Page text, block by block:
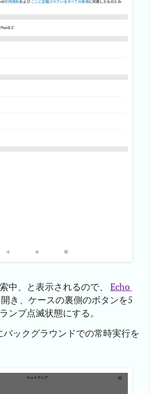
中、と表示されるので、 Echo
き、ケースの裏側のボタンを5
ンプ点滅状態にする。
バックグラウンドでの常時実行を